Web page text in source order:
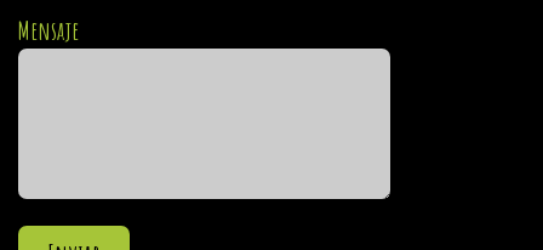
Mensaje